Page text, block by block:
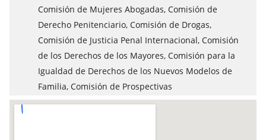
Comisión de Mujeres Abogadas, Comisión de
Derecho Penitenciario, Comisión de Drogas,
Comisión de Justicia Penal Internacional, Comisión
de los Derechos de los Mayores, Comisión para la
Igualdad de Derechos de los Nuevos Modelos de
Familia, Comisión de Prospectivas